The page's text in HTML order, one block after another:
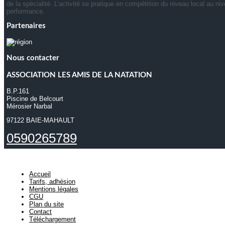
de la spécialité. L’activité se pratique en compétition du niveau local au
performance.
Partenaires
Nous contacter
ASSOCIATION LES AMIS DE LA NATATION
B.P.161
Piscine de Belcourt
Mérosier Narbal
97122 BAIE-MAHAULT
0590265789
Accueil
Tarifs, adhésion
Mentions légales
CGU
Plan du site
Contact
Téléchargement